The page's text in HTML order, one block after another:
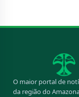
O maior portal de
da região do